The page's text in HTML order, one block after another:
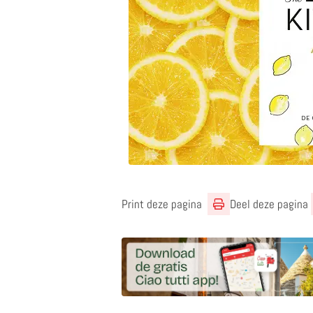
Print deze pagina
Deel deze pagina